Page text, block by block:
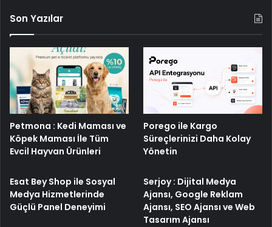
Son Yazılar
Petmona : Kedi Maması ve
Köpek Maması İle Tüm
Evcil Hayvan Ürünleri
Porego ile Kargo
Süreçlerinizi Daha Kolay
Yönetin
Esat Bey Shop ile Sosyal
Medya Hizmetlerinde
Güçlü Panel Deneyimi
Serjoy : Dijital Medya
Ajansı, Google Reklam
Ajansı, SEO Ajansı ve Web
Tasarım Ajansı